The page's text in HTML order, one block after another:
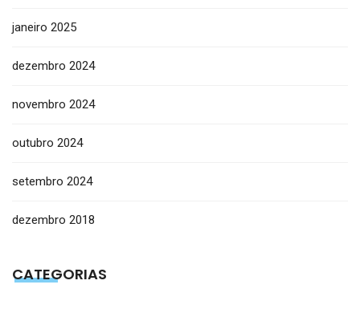
janeiro 2025
dezembro 2024
novembro 2024
outubro 2024
setembro 2024
dezembro 2018
CATEGORIAS